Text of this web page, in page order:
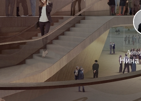
Нина